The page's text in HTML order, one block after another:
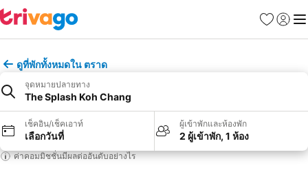
รายการโป
เข้าสู่ร
เมนู
ดูที่พักทั้งหมดใน ตราด
จุดหมายปลายทาง
The Splash Koh Chang
เช็คอิน/เช็คเอาท์
เลือกวันที่
ผู้เข้าพักและห้องพัก
2 ผู้เข้าพัก, 1 ห้อง
ค่าคอมมิชชั่นมีผลต่ออันดับอย่างไร